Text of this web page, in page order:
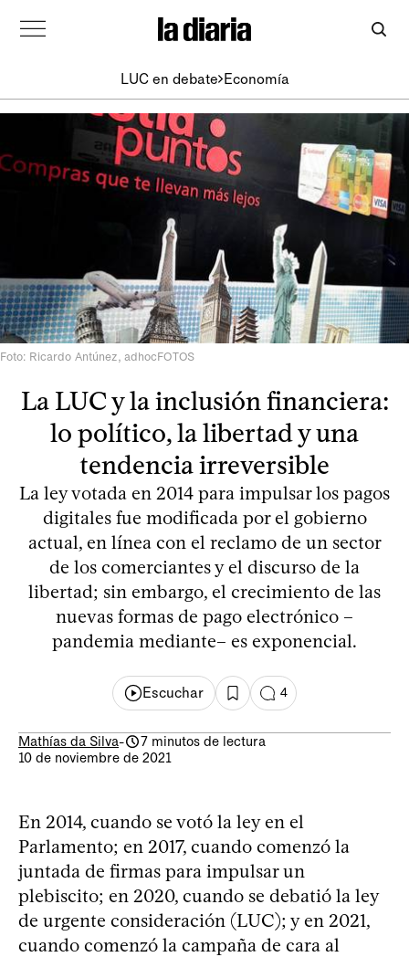
LUC en debate Economía
Foto: Ricardo Antúnez, adhocFOTOS
La LUC y la inclusión financiera:
lo político, la libertad y una
tendencia irreversible
La ley votada en 2014 para impulsar los pagos
digitales fue modificada por el gobierno
actual, en línea con el reclamo de un sector
de los comerciantes y el discurso de la
libertad; sin embargo, el crecimiento de las
nuevas formas de pago electrónico –
pandemia mediante– es exponencial.
Escuchar 4
Mathías da Silva-
7 minutos de lectura
10 de noviembre de 2021
En 2014, cuando se votó la ley en el
Parlamento; en 2017, cuando comenzó la
juntada de firmas para impulsar un
plebiscito; en 2020, cuando se debatió la ley
de urgente consideración (LUC); y en 2021,
cuando comenzó la campaña de cara al